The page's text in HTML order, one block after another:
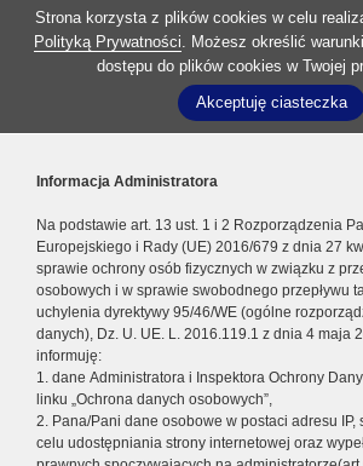
Strona korzysta z plików cookies w celu
Polityką Prywatności. Możesz określić
dostępu do plików cookies w Twojej
Akceptuję ciasteczka
Informacja Administratora
Na podstawie art. 13 ust. 1 i 2 Rozporządzenia
Europejskiego i Rady (UE) 2016/679 z dnia 27
sprawie ochrony osób fizycznych w związku z
osobowych i w sprawie swobodnego przepływu
uchylenia dyrektywy 95/46/WE (ogólne
danych), Dz. U. UE. L. 2016.119.1 z dnia 4 maja
informuję:
1. dane Administratora i Inspektora Ochrony
linku „Ochrona danych osobowych”,
2. Pana/Pani dane osobowe w postaci adresu IP,
celu udostępniania strony internetowej oraz